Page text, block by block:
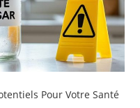
Pour Votre Santé